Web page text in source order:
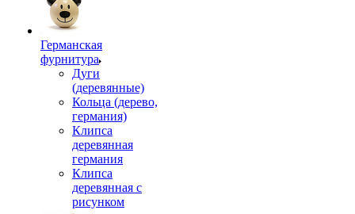
Германская
фурнитура
Дуги
(деревянные)
Кольца (дерево,
германия)
Клипса
деревянная
германия
Клипса
деревянная с
рисунком